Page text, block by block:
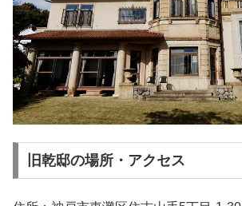
旧乾邸の場所・アクセス